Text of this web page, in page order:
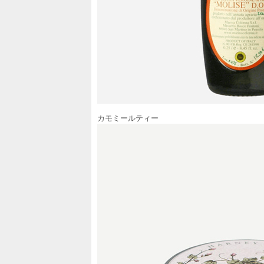
カモミールティー